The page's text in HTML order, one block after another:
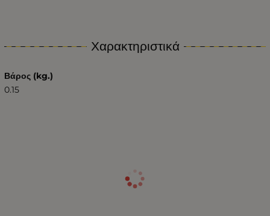
Χαρακτηριστικά
Βάρος (kg.)
0.15